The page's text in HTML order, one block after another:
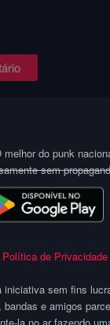
do punk
sem
Política de Privacidade
sem fins
bandas e amigos